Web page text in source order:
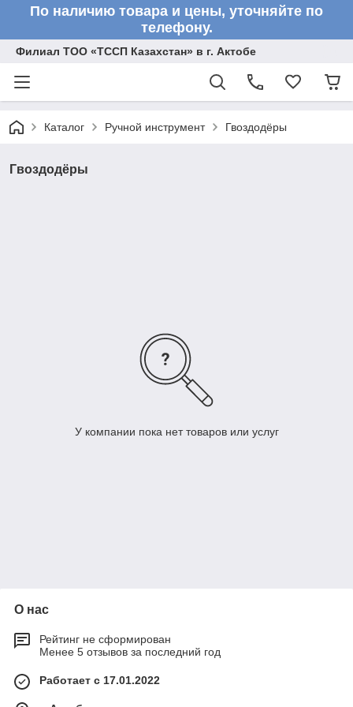
По наличию товара и цены, уточняйте по
телефону.
Филиал ТОО «ТССП Казахстан» в г. Актобе
Каталог Ручной инструмент Гвоздодёры
Гвоздодёры
У компании пока нет товаров или услуг
О нас
Рейтинг не сформирован
Менее 5 отзывов за последний год
Работает с 17.01.2022